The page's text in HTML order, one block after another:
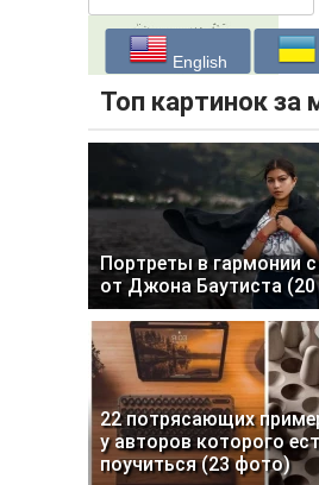
English
Топ картинок за
Портреты в гармонии
от Джона Баутиста
22 потрясающих
у авторов которого
поучиться (23 фото)